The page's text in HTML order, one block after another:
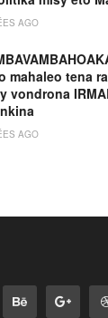
AGO
mahaleo tena
vondrona
AGO